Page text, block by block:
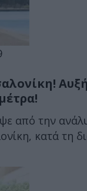
από την
κατά τη